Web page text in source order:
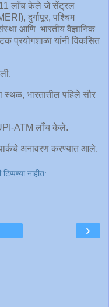
लाँच केले जे सेंट्रल
दुर्गापूर, पश्चिम
आणि भारतीय वैज्ञानिक
प्रयोगशाळा यांनी विकसित
स्थळ, भारतातील पहिले सौर
UPI-ATM लाँच केले.
अनावरण करण्यात आले.
टिप्पण्‍या नाहीत:
›